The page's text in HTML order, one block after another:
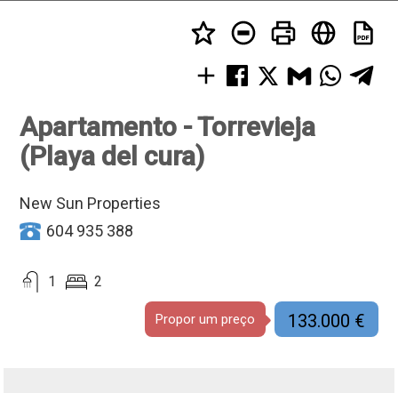
Apartamento - Torrevieja
(Playa del cura)
New Sun Properties
604 935 388
1 2
Propor um preço 133.000 €